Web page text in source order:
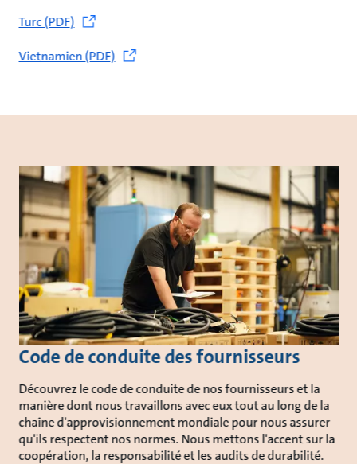
Turc (PDF)
Vietnamien (PDF)
Code de conduite des fournisseurs
Découvrez le code de conduite de nos fournisseurs et la
manière dont nous travaillons avec eux tout au long de la
chaîne d'approvisionnement mondiale pour nous assurer
qu'ils respectent nos normes. Nous mettons l'accent sur la
coopération, la responsabilité et les audits de durabilité.